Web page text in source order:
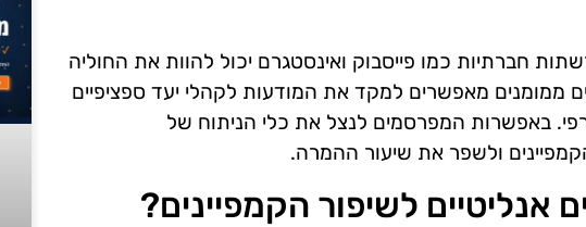
חברתיות כמו פייסבוק ואינסטגרם יכול להוות את החוליה
ממומנים מאפשרים למקד את המודעות לקהלי יעד ספציפיים
באפשרות המפרסמים לנצל את כלי הניתוח של
ולשפר את שיעור ההמרה.
לשיפור הקמפיינים?